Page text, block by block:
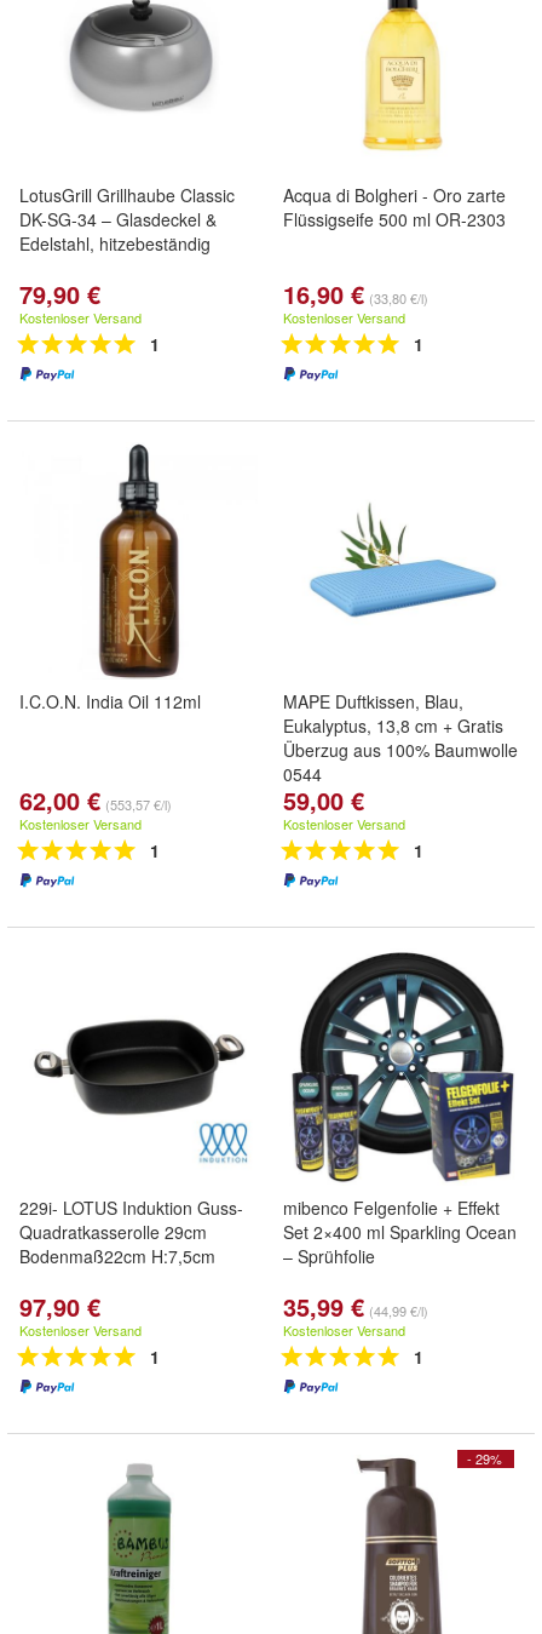
LotusGrill Grillhaube Classic
DK-SG-34 – Glasdeckel &
Edelstahl, hitzebeständig
79,90 €
Kostenloser Versand
1
Acqua di Bolgheri - Oro zarte
Flüssigseife 500 ml OR-2303
16,90 € (33,80 €/l)
Kostenloser Versand
1
I.C.O.N. India Oil 112ml
62,00 € (553,57 €/l)
Kostenloser Versand
1
MAPE Duftkissen, Blau,
Eukalyptus, 13,8 cm + Gratis
Überzug aus 100% Baumwolle
0544
59,00 €
Kostenloser Versand
1
229i- LOTUS Induktion Guss-
Quadratkasserolle 29cm
Bodenmaß22cm H:7,5cm
97,90 €
Kostenloser Versand
1
mibenco Felgenfolie + Effekt
Set 2×400 ml Sparkling Ocean
– Sprühfolie
35,99 € (44,99 €/l)
Kostenloser Versand
1
- 29%